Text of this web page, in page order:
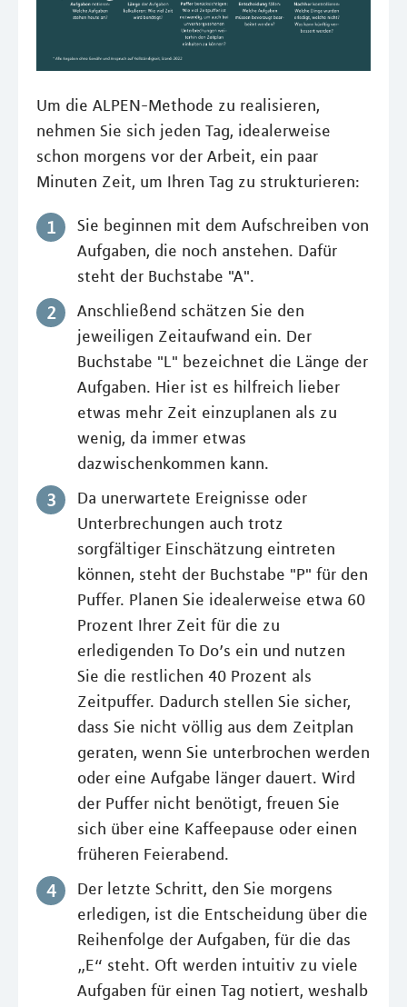
Um die ALPEN-Methode zu realisieren,
nehmen Sie sich jeden Tag, idealerweise
schon morgens vor der Arbeit, ein paar
Minuten Zeit, um Ihren Tag zu strukturieren:
Sie beginnen mit dem Aufschreiben von
Aufgaben, die noch anstehen. Dafür
steht der Buchstabe "A".
Anschließend schätzen Sie den
jeweiligen Zeitaufwand ein. Der
Buchstabe "L" bezeichnet die Länge der
Aufgaben. Hier ist es hilfreich lieber
etwas mehr Zeit einzuplanen als zu
wenig, da immer etwas
dazwischenkommen kann.
Da unerwartete Ereignisse oder
Unterbrechungen auch trotz
sorgfältiger Einschätzung eintreten
können, steht der Buchstabe "P" für den
Puffer. Planen Sie idealerweise etwa 60
Prozent Ihrer Zeit für die zu
erledigenden To Do’s ein und nutzen
Sie die restlichen 40 Prozent als
Zeitpuffer. Dadurch stellen Sie sicher,
dass Sie nicht völlig aus dem Zeitplan
geraten, wenn Sie unterbrochen werden
oder eine Aufgabe länger dauert. Wird
der Puffer nicht benötigt, freuen Sie
sich über eine Kaffeepause oder einen
früheren Feierabend.
Der letzte Schritt, den Sie morgens
erledigen, ist die Entscheidung über die
Reihenfolge der Aufgaben, für die das
„E“ steht. Oft werden intuitiv zu viele
Aufgaben für einen Tag notiert, weshalb